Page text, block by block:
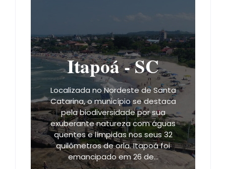
Itapoá - SC
Localizada no Nordeste de Santa
Catarina, o município se destaca
pela biodiversidade por sua
exuberante natureza com águas
quentes e límpidas nos seus 32
quilômetros de orla. Itapoá foi
emancipado em 26 de…